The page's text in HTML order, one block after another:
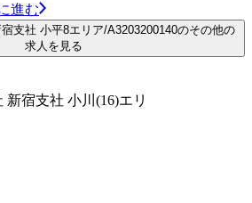
進む
支社 小平8エリア/A3203200140のその他の
求人を見る
宿支社 小川(16)エリ